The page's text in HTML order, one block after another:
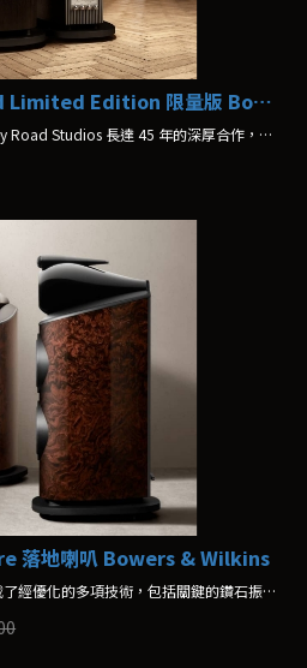
B&W 801 Abbey Road Limited Edition 限量版 Bowers & Wilkins
慶祝 Bowers & Wilkins 與 Abbey Road Studios 長達 45 年的深厚合作，801 Abbey Road 限量版隆重登場。
落地喇叭 Bowers & Wilkins
801 D4珍藏版落地式揚聲器搭載了經優化的多項技術，包括關鍵的鑽石振膜高音單元和實心加工高音腔體頂置技術、全新高音單元網罩以及升級版分頻器。